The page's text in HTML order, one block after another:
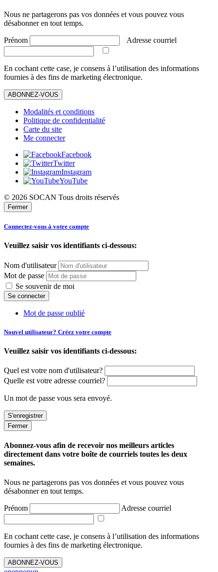
Nous ne partagerons pas vos données et vous pouvez vous
désabonner en tout temps.
Prénom Adresse courriel
En cochant cette case, je consens à l’utilisation des informations
fournies à des fins de marketing électronique.
ABONNEZ-VOUS
Modalités et conditions
Politique de confidentialité
Carte du site
Me connecter
Facebook
Twitter
Instagram
YouTube
© 2026 SOCAN Tous droits réservés
Fermer
Connectez-vous à votre compte
Veuillez saisir vos identifiants ci-dessous:
Nom d'utilisateur
Mot de passe
Se souvenir de moi
Mot de passe oublié
Nouvel utilisateur? Créez votre compte
Veuillez saisir vos identifiants ci-dessous:
Quel est votre nom d'utilisateur?
Quelle est votre adresse courriel?
Un mot de passe vous sera envoyé.
Fermer
Abonnez-vous afin de recevoir nos meilleurs articles
directement dans votre boîte de courriels toutes les deux
semaines.
Nous ne partagerons pas vos données et vous pouvez vous
désabonner en tout temps.
Prénom Adresse courriel
En cochant cette case, je consens à l’utilisation des informations
fournies à des fins de marketing électronique.
ABONNEZ-VOUS